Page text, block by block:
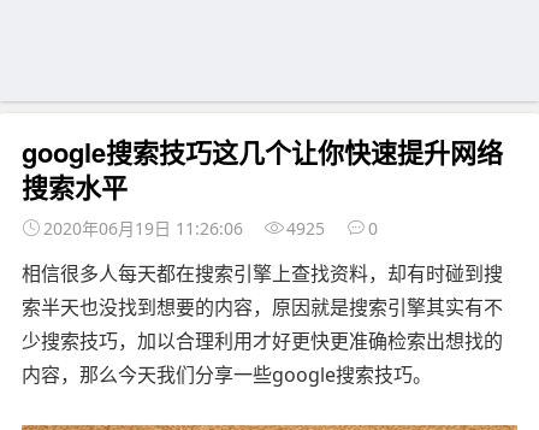
google搜索技巧这几个让你快速提升网络
搜索水平
2020年06月19日 11:26:06 4925 0
相信很多人每天都在搜索引擎上查找资料，却有时碰到搜
索半天也没找到想要的内容，原因就是搜索引擎其实有不
少搜索技巧，加以合理利用才好更快更准确检索出想找的
内容，那么今天我们分享一些google搜索技巧。